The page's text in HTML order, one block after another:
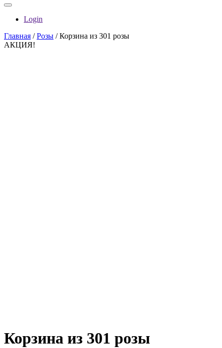
Login
Главная /Розы / Корзина из 301 розы
АКЦИЯ!
Корзина из 301 розы